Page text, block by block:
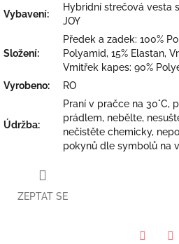
Vybavení:
Hybridní strečová vesta
JOY
Složení:
Předek a zadek: 100%
Polyamid, 15% Elastan,
Vmitřek kapes: 90%
Vyrobeno: RO
Údržba:
Praní v pračce na 30°C,
prádlem, nebělte,
nečistěte chemicky,
pokynů dle symbolů na
ZEPTAT SE